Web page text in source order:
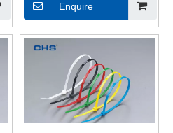
pc
Enquire